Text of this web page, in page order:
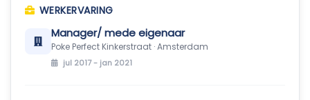
WERKERVARING
Manager/ mede eigenaar
Poke Perfect Kinkerstraat · Amsterdam
jul 2017 - jan 2021